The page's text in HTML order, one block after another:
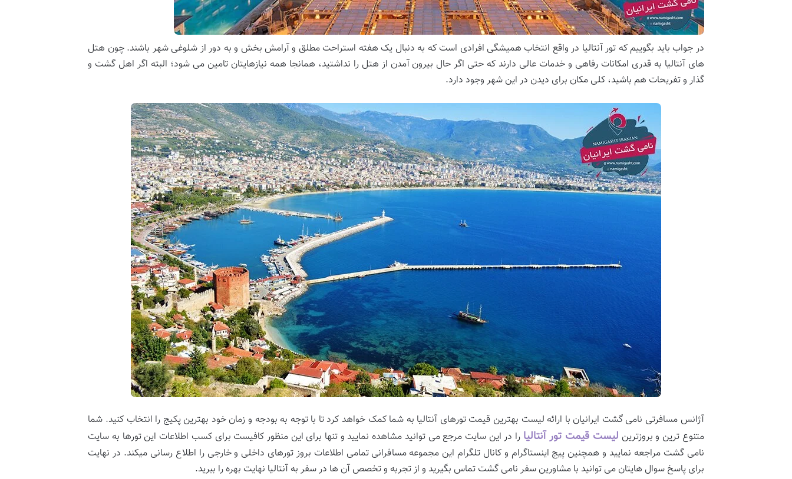
در جواب باید بگوییم که تور آنتالیا در واقع انتخاب همیشگی افرادی است که به دنبال یک هفته استراحت مطلق و آرامش بخش و به دور از شلوغی شهر باشند. چون هتل
‌های آنتالیا به قدری امکانات رفاهی و خدمات عالی دارند که حتی اگر حال بیرون آمدن از هتل را نداشتید، همانجا همه نیازهایتان تامین می شود؛ البته اگر اهل گشت و
گذار و تفریحات هم باشید، کلی مکان برای دیدن در این شهر وجود دارد.
آژانس مسافرتی نامی گشت ایرانیان با ارائه لیست بهترین قیمت تورهای آنتالیا به شما کمک خواهد کرد تا با توجه به بودجه و زمان خود بهترین پکیج را انتخاب کنید. شما
متنوع ترین و بروزترین لیست قیمت تور آنتالیا را در این سایت مرجع می توانید مشاهده نمایید و تنها برای این منظور کافیست برای کسب اطلاعات این تورها به سایت
نامی گشت مراجعه نمایید و همچنین پیج اینستاگرام و کانال تلگرام این مجموعه مسافرانی تمامی اطلاعات بروز تورهای داخلی و خارجی را اطلاع رسانی میکند. در نهایت
برای پاسخ سوال هایتان می ‌توانید با مشاورین سفر نامی گشت تماس بگیرید و از تجربه و تخصص آن ‌ها در سفر به آنتالیا نهایت بهره را ببرید.